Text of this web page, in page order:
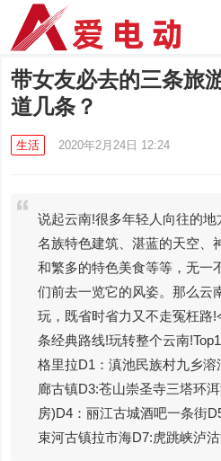
带女友必去的三条旅
道几条？
生活 2020年2月24日 12:24
说起云南!很多年轻人向往的
名族特色建筑、湛蓝的天空、
和繁多的特色美食等等，无一
们前去一览它的风姿。那么云
玩，既省时省力又不走冤枉路
条经典路线!玩转整个云南
格里拉D1：滇池民族村九乡
廊古镇D3:苍山崇圣寺三塔环
房)D4：丽江古城酒吧一条街
束河古镇拉市海D7:虎跳峡泸